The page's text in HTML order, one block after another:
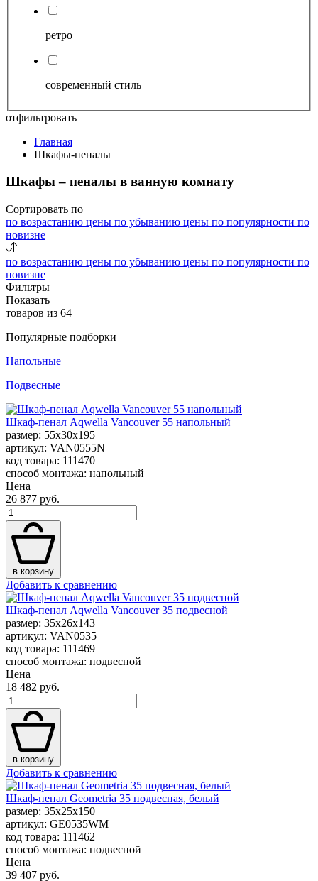
ретро
современный стиль
отфильтровать
Главная
Шкафы-пеналы
Шкафы – пеналы в ванную комнату
Сортировать по
по возрастанию цены по убыванию цены по популярности по
новизне
по возрастанию цены по убыванию цены по популярности по
новизне
Фильтры
Показать
товаров из 64
Популярные подборки
Напольные
Подвесные
Шкаф-пенал Aqwella Vancouver 55 напольный
размер: 55x30x195
артикул: VAN0555N
код товара: 111470
способ монтажа: напольный
Цена
26 877 руб.
в корзину
Добавить к сравнению
Шкаф-пенал Aqwella Vancouver 35 подвесной
размер: 35x26x143
артикул: VAN0535
код товара: 111469
способ монтажа: подвесной
Цена
18 482 руб.
в корзину
Добавить к сравнению
Шкаф-пенал Geometria 35 подвесная, белый
размер: 35x25x150
артикул: GE0535WM
код товара: 111462
способ монтажа: подвесной
Цена
39 407 руб.